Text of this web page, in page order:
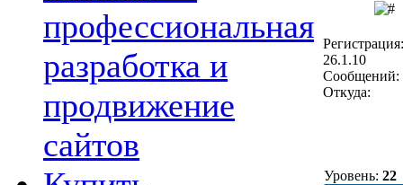
профессиональная
разработка и
продвижение
сайтов
Регистрация:
26.1.10
Сообщений:
Откуда:
Уровень: 22